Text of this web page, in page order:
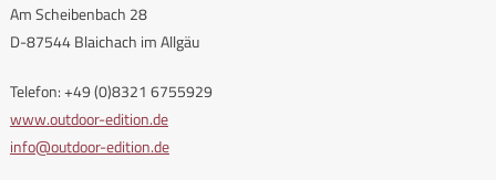
Am Scheibenbach 28
D-87544 Blaichach im Allgäu
Telefon: +49 (0)8321 6755929
www.outdoor-edition.de
info@outdoor-edition.de